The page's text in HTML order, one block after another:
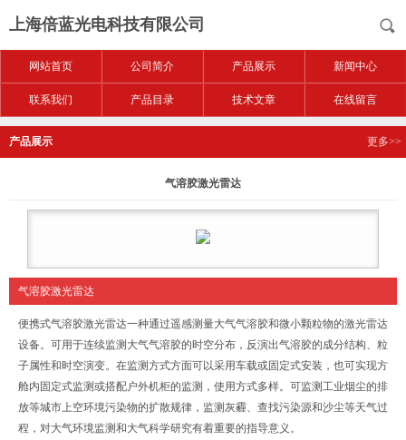
上海倍蓝光电科技有限公司
网站首页 公司简介 产品展示 新闻中心
联系我们 产品目录 技术文章 在线留言
产品展示 更多>>
气溶胶激光雷达
气溶胶激光雷达
便携式气溶胶激光雷达一种通过遥感测量大气气溶胶和微小颗粒物的激光雷达
设备。可用于连续监测大气气溶胶的时空分布，反演出气溶胶的成分结构、粒
子属性和时空演变。在监测方式方面可以采用车载或固定式安装，也可实现方
舱内固定式监测或搭配户外机柜的监测，使用方式多样。可监测工业烟尘的排
放等城市上空环境污染物的扩散规律，监测灰霾、查找污染源和沙尘等天气过
程，对大气环境监测和大气科学研究有着重要的指导意义。